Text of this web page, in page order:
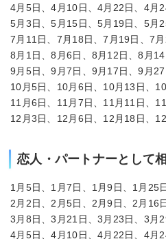
4月5日、4月10日、4月22日、4月
5月3日、5月15日、5月19日、5月
7月11日、7月18日、7月19日、7
8月1日、8月6日、8月12日、8月
9月5日、9月7日、9月17日、9月
10月5日、10月6日、10月13日、
11月6日、11月7日、11月11日、
12月3日、12月6日、12月18日、
恋人・パートナーとして
1月5日、1月7日、1月9日、1月25
2月2日、2月5日、2月9日、2月16
3月8日、3月21日、3月23日、3月
4月5日、4月10日、4月22日、4月